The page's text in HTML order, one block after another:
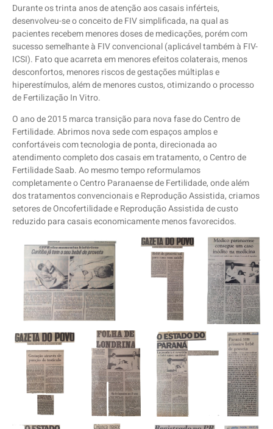
Durante os trinta anos de atenção aos casais inférteis,
desenvolveu-se o conceito de FIV simplificada, na qual as
pacientes recebem menores doses de medicações, porém com
sucesso semelhante à FIV convencional (aplicável também à FIV-
ICSI). Fato que acarreta em menores efeitos colaterais, menos
desconfortos, menores riscos de gestações múltiplas e
hiperestímulos, além de menores custos, otimizando o processo
de Fertilização In Vitro.
O ano de 2015 marca transição para nova fase do Centro de
Fertilidade. Abrimos nova sede com espaços amplos e
confortáveis com tecnologia de ponta, direcionada ao
atendimento completo dos casais em tratamento, o Centro de
Fertilidade Saab. Ao mesmo tempo reformulamos
completamente o Centro Paranaense de Fertilidade, onde além
dos tratamentos convencionais e Reprodução Assistida, criamos
setores de Oncofertilidade e Reprodução Assistida de custo
reduzido para casais economicamente menos favorecidos.